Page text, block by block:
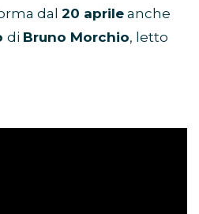
dal 20 aprile anche
di Bruno Morchio, letto